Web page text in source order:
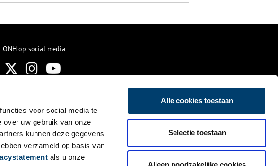
voor social media te
over uw gebruik van onze
kunnen deze gegevens
verzameld op basis van
als u onze
Alle cookies toestaan
Selectie toestaan
Alleen noodzakelijke cookies
ONH op social media